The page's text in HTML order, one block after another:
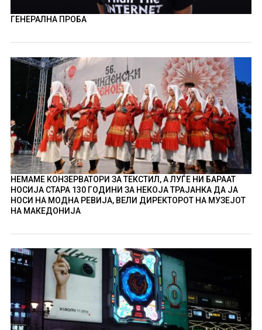
ГЕНЕРАЛНА ПРОБА
НЕМАМЕ КОНЗЕРВАТОРИ ЗА ТЕКСТИЛ, А ЛУЃЕ НИ БАРААТ
НОСИЈА СТАРА 130 ГОДИНИ ЗА НЕКОЈА ТРАЈАНКА ДА ЈА
НОСИ НА МОДНА РЕВИЈА, ВЕЛИ ДИРЕКТОРОТ НА МУЗЕЈОТ
НА МАКЕДОНИЈА